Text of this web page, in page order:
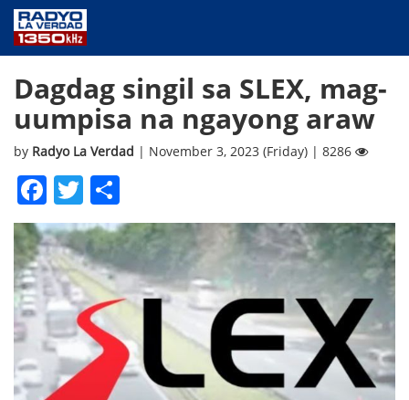
PUBLIC SERVICE
ANNOUNCEMENTS
PROGRAMS
ABOUT
CONTACT US
Dagdag singil sa SLEX, mag-
uumpisa na ngayong araw
by Radyo La Verdad | November 3, 2023 (Friday) | 8286
Facebook
Twitter